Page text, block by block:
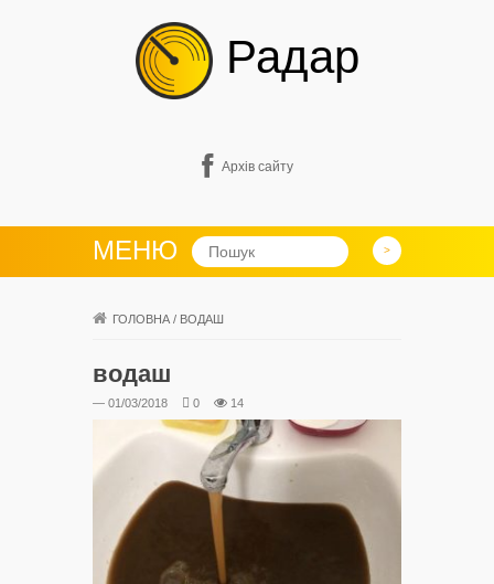
Радар
Архів сайту
МЕНЮ
ГОЛОВНА / ВОДАШ
водаш
— 01/03/2018 0 14